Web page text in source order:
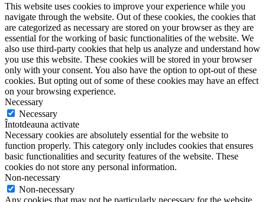
This website uses cookies to improve your experience while you
navigate through the website. Out of these cookies, the cookies that
are categorized as necessary are stored on your browser as they are
essential for the working of basic functionalities of the website. We
also use third-party cookies that help us analyze and understand how
you use this website. These cookies will be stored in your browser
only with your consent. You also have the option to opt-out of these
cookies. But opting out of some of these cookies may have an effect
on your browsing experience.
Necessary
Necessary
Întotdeauna activate
Necessary cookies are absolutely essential for the website to
function properly. This category only includes cookies that ensures
basic functionalities and security features of the website. These
cookies do not store any personal information.
Non-necessary
Non-necessary
Any cookies that may not be particularly necessary for the website